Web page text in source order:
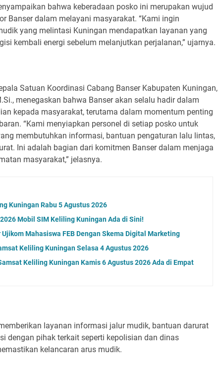
bahwa keberadaan posko ini merupakan wujud
Banser dalam melayani masyarakat. “Kami ingin
yang melintasi Kuningan mendapatkan layanan yang
kembali energi sebelum melanjutkan perjalanan,” ujarnya.
Satuan Koordinasi Cabang Banser Kabupaten Kuningan,
menegaskan bahwa Banser akan selalu hadir dalam
kepada masyarakat, terutama dalam momentum penting
“Kami menyiapkan personel di setiap posko untuk
membutuhkan informasi, bantuan pengaturan lalu lintas,
Ini adalah bagian dari komitmen Banser dalam menjaga
masyarakat,” jelasnya.
Kuningan Rabu 5 Agustus 2026
Mobil SIM Keliling Kuningan Ada di Sini!
Ujikom Mahasiswa FEB Dengan Skema Digital Marketing
Keliling Kuningan Selasa 4 Agustus 2026
Keliling Kuningan Kamis 6 Agustus 2026 Ada di Empat
layanan informasi jalur mudik, bantuan darurat
dengan pihak terkait seperti kepolisian dan dinas
kelancaran arus mudik.